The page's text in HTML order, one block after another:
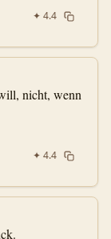
✦ 4.4
nicht, wenn
✦ 4.4